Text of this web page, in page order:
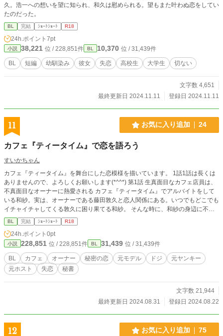
久。浩一への想いを望に知られ、和久は慰められる。望もまた叶わぬ恋をしてい
たのだった。
BL 完結 ｼｮｰﾄｼｮｰﾄ R18
24h.ポイント 7pt
小説 38,221 位 / 228,851件 BL 10,370 位 / 31,439件
BL 短編 幼馴染み 彼女 失恋 高校生 大学生 切ない
文字数 4,651
最終更新日 2024.11.11
登録日 2024.11.11
11 お気に入り追加 24
カフェ『ティータイム』で恋を語ろう
すいかちゃん
カフェ『ティータイム』を舞台にした恋模様を描いています。 1話1話は長くは
ありませんので、よろしくお願いします(*^^*) 第1話 生真面目なカフェ店員は、
不真面目なオーナーに熱愛される カフェ『ティータイム』でアルバイトをして
いる和紗。実は、オーナーである藤田敦久と恋人関係にある。いつでもどこでも
イチャイチャしてくる敦久に困り果てる和紗。 そんな時に、和紗の身辺に不穏
な影が…。 第2話 元モデルのカフェ店員は、ドジな新人と恋をする 元モデルの
カフェ店員の朔哉と、小動物系のドジ店員・優利の話です。 ひょんな事から優
利とエッチな関係になってしまう朔哉。始めは遊びだったけど…。 エッチはち
ょっと強めになっています。 第3話 失恋した元ヤンキーは、元ホストの店員と2
度目の恋をする 元ヤンキーの大学生・橘丈一郎は、お嬢様の真悠子に恋をす
る。『ティータイム』で週に１度会う事だけが楽しみだった。だが、かつてのク
ラスメイトに元ヤンだとバラされ、丈一郎はフラれてしまう。そんな丈一郎に、
である友康から口説かれて心が揺らぐ。やがてその気持ちに変化が現れる。
BL 完結 ｼｮｰﾄｼｮｰﾄ R18
24h.ポイント 0pt
小説 228,851 位 / 228,851件 BL 31,439 位 / 31,439件
BL カフェ オーナー 秘密の恋 元モデル ドジ
元ヤンキー
元ホスト
失恋 秘書
文字数 21,944
最終更新日 2024.08.31
登録日 2024.08.22
12 お気に入り追加 75